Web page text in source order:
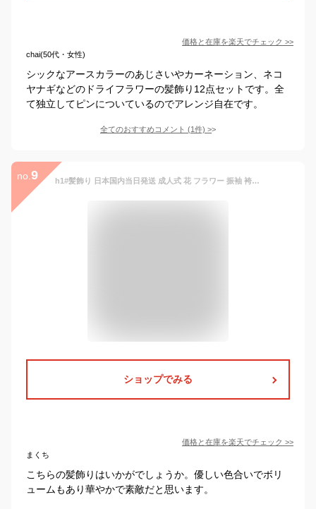
価格と在庫を楽天でチェック >>
chai(50代・女性)
シックなアースカラーのあじさいやカーネーション、ネコ
ヤナギなどのドライフラワーの髪飾り12点セットです。全
て独立してピンについているのでアレンジ自在です。
全てのおすすめコメント (1件) >
no. 9 h1#髪飾り 日本国内当日発送 成人式 花 フラワー 振袖 袴 七五三 着物 和装小物 卒業式 結婚式 浴衣 髪留め ヘアアクセサリー 花飾り 髪かざり 和柄 古典 夏祭り
ショップでみる
価格と在庫を楽天でチェック >>
まくち
こちらの髪飾りはいかがでしょうか。優しい色合いでボリ
ュームもあり華やかで素敵だと思います。